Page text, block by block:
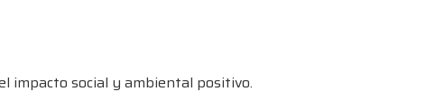
impacto social y ambiental positivo.